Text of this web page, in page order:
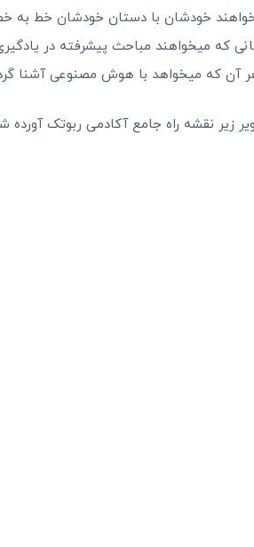
خودشان با دستان خودشان خط به
که میخواهند مباحث پیشرفته در یادگیری
آن که میخواهد با هوش مصنوعی آشنا
زیر نقشه راه جامع آکادمی ربوتک